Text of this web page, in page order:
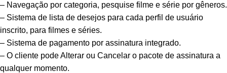
– Navegação por categoria, pesquise filme e série por gêneros.
– Sistema de lista de desejos para cada perfil de usuário
inscrito, para filmes e séries.
– Sistema de pagamento por assinatura integrado.
– O cliente pode Alterar ou Cancelar o pacote de assinatura a
qualquer momento.